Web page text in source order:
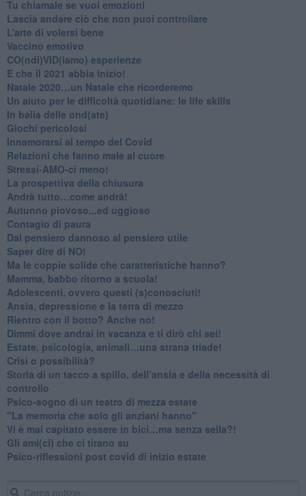
​Tu chiamale se vuoi emozioni
​Lascia andare ciò che non puoi controllare
L’arte di volersi bene
​Vaccino emotivo
CO(ndi)VID(iamo) esperienze
​E che il 2021 abbia inizio!
​Natale 2020…un Natale che ricorderemo
Un aiuto per le difficoltà quotidiane: le life skills
​In balia delle ond(ate)
Giochi pericolosi
Innamorarsi al tempo del Covid
​Relazioni che fanno male al cuore
​Stressi-AMO-ci meno!
​La prospettiva della chiusura
​Andrà tutto…come andrà!
Autunno piovoso...ed uggioso
​Contagio di paura
​Dal pensiero dannoso al pensiero utile
​Saper dire di NO!
​Ma le coppie solide che caratteristiche hanno?
​Mamma, babbo ritorno a scuola!
Adolescenti, ovvero questi (s)conosciuti!
Ansia, depressione e la terra di mezzo
​Rientro con il botto? Anche no!
Dimmi dove andrai in vacanza e ti dirò chi sei!
​Estate, psicologia, animali…una strana triade!
​Crisi o possibilità?
​Storia di un tacco a spillo, dell’ansia e della necessità di
controllo
​Psico-sogno di un teatro di mezza estate
"La memoria che solo gli anziani hanno"
​Vi è mai capitato essere in bici…ma senza sella?!
​Gli ami(ci) che ci tirano su
Psico-riflessioni post covid di inizio estate